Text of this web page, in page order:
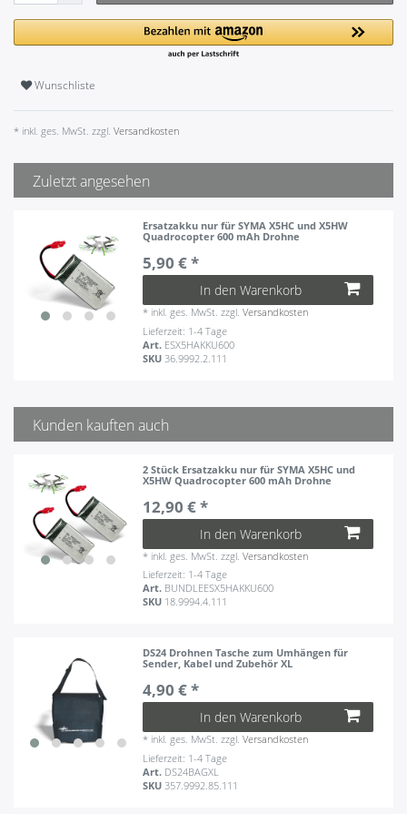
Wunschliste
* inkl. ges. MwSt. zzgl. Versandkosten
Zuletzt angesehen
Ersatzakku nur für SYMA X5HC und X5HW
Quadrocopter 600 mAh Drohne
5,90 € *
In den Warenkorb
* inkl. ges. MwSt. zzgl.Versandkosten
Lieferzeit: 1-4 Tage
Art. ESX5HAKKU600
SKU 36.9992.2.111
Kunden kauften auch
2 Stück Ersatzakku nur für SYMA X5HC und
X5HW Quadrocopter 600 mAh Drohne
12,90 € *
In den Warenkorb
* inkl. ges. MwSt. zzgl.Versandkosten
Lieferzeit: 1-4 Tage
Art. BUNDLEESX5HAKKU600
SKU 18.9994.4.111
DS24 Drohnen Tasche zum Umhängen für
Sender, Kabel und Zubehör XL
4,90 € *
In den Warenkorb
* inkl. ges. MwSt. zzgl.Versandkosten
Lieferzeit: 1-4 Tage
Art. DS24BAGXL
SKU 357.9992.85.111